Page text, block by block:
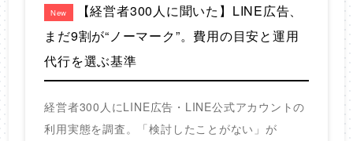
New
【経営者300人に聞いた】LINE広告、
まだ9割が“ノーマーク”。費用の目安と運用
代行を選ぶ基準
経営者300人にLINE広告・LINE公式アカウントの
利用実態を調査。「検討したことがない」が